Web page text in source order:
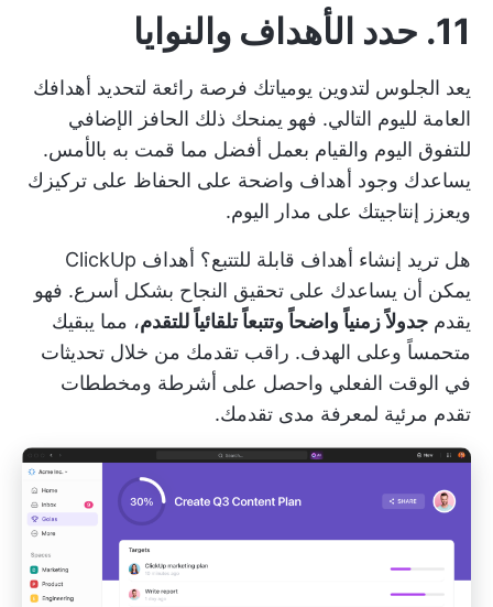
11. حدد الأهداف والنوايا
يعد الجلوس لتدوين يومياتك فرصة رائعة لتحديد أهدافك
العامة لليوم التالي. فهو يمنحك ذلك الحافز الإضافي
للتفوق اليوم والقيام بعمل أفضل مما قمت به بالأمس.
يساعدك وجود أهداف واضحة على الحفاظ على تركيزك
ويعزز إنتاجيتك على مدار اليوم.
هل تريد إنشاء أهداف قابلة للتتبع؟ أهداف ClickUp
يمكن أن يساعدك على تحقيق النجاح بشكل أسرع. فهو
يقدم جدولاً زمنياً واضحاً وتتبعاً تلقائياً للتقدم، مما يبقيك
متحمساً وعلى الهدف. راقب تقدمك من خلال تحديثات
في الوقت الفعلي واحصل على أشرطة ومخططات
تقدم مرئية لمعرفة مدى تقدمك.